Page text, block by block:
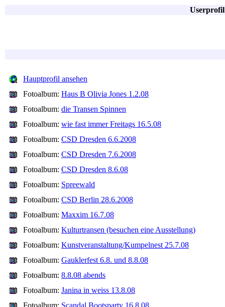
Hauptprofil ansehen
Fotoalbum: Haus B Olivia Jones 1.2.08
Fotoalbum: die Transen Spinnen
Fotoalbum: wie fast immer Freitags 16.5.08
Fotoalbum: CSD Dresden 6.6.2008
Fotoalbum: CSD Dresden 7.6.2008
Fotoalbum: CSD Dresden 8.6.08
Fotoalbum: Spreewald
Fotoalbum: CSD Berlin 28.6.2008
Fotoalbum: Maxxim 16.7.08
Fotoalbum: Kulturtransen (besuchen eine Ausstellung)
Fotoalbum: Kunstveranstaltung/Kumpelnest 25.7.08
Fotoalbum: Gauklerfest 6.8. und 8.8.08
Fotoalbum: 8.8.08 abends
Fotoalbum: Janina in weiss 13.8.08
Fotoalbum: Scandal Bootsparty 16.8.08